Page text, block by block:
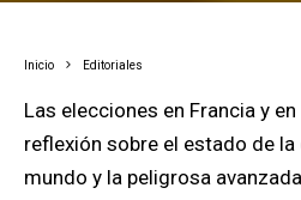
Inicio Editoriales
Las elecciones en Francia y en Hungría obligan a una
reflexión sobre el estado de
mundo y la peligrosa